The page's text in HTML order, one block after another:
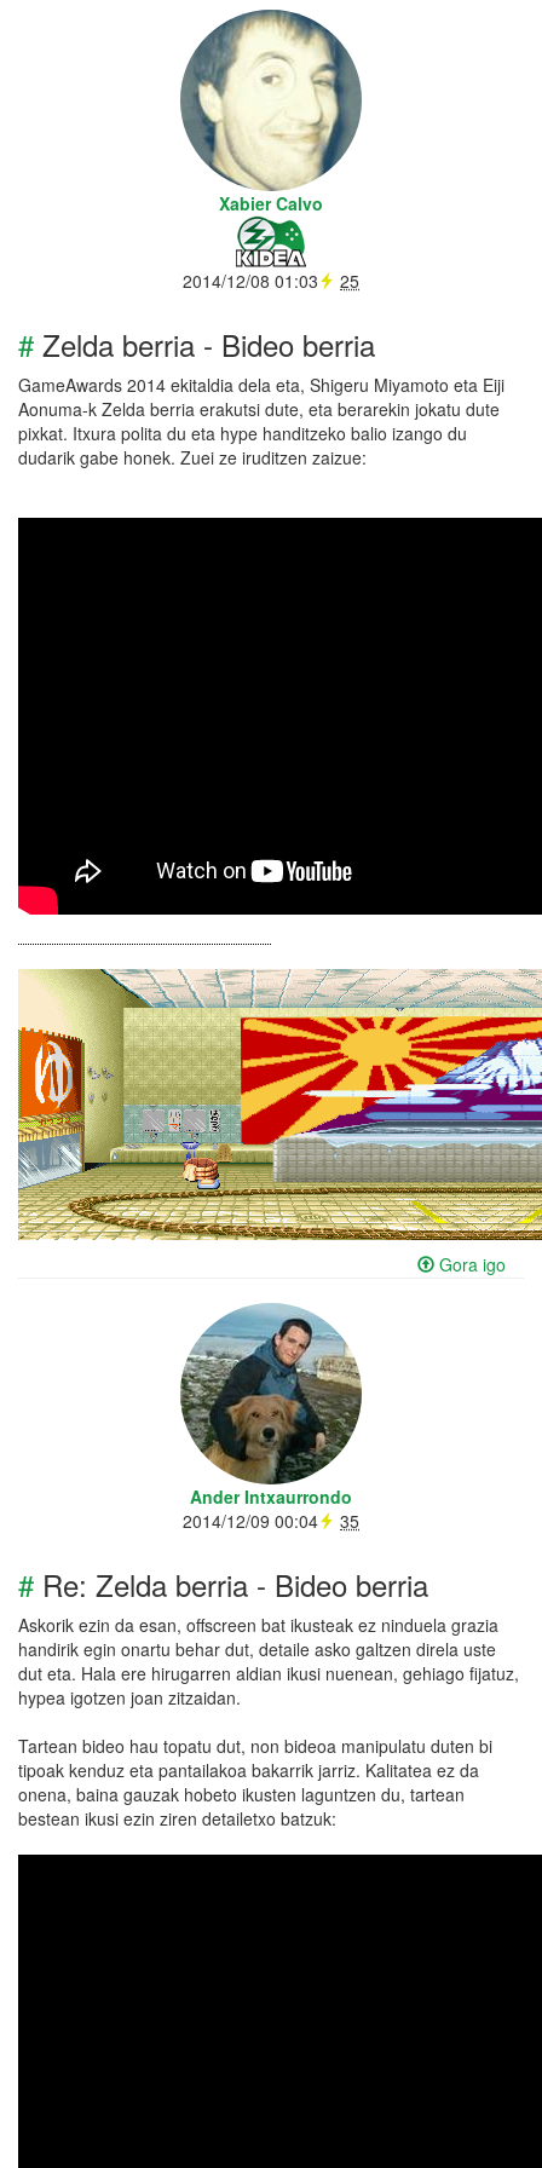
Xabier Calvo
2014/12/08 01:03 25
# Zelda berria - Bideo berria
GameAwards 2014 ekitaldia dela eta, Shigeru Miyamoto eta Eiji
Aonuma-k Zelda berria erakutsi dute, eta berarekin jokatu dute
pixkat. Itxura polita du eta hype handitzeko balio izango du
dudarik gabe honek. Zuei ze iruditzen zaizue:
Gora igo
Ander Intxaurrondo
2014/12/09 00:04
35
# Re: Zelda berria - Bideo berria
Askorik ezin da esan, offscreen bat ikusteak ez ninduela grazia
handirik egin onartu behar dut, detaile asko galtzen direla uste
dut eta. Hala ere hirugarren aldian ikusi nuenean, gehiago fijatuz,
hypea igotzen joan zitzaidan.
Tartean bideo hau topatu dut, non bideoa manipulatu duten bi
tipoak kenduz eta pantailakoa bakarrik jarriz. Kalitatea ez da
onena, baina gauzak hobeto ikusten laguntzen du, tartean
bestean ikusi ezin ziren detailetxo batzuk: